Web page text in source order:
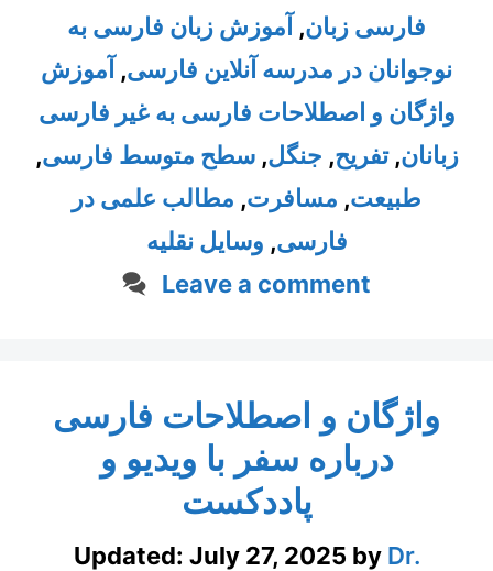
فارسی زبان, آموزش زبان فارسی به
نوجوانان در مدرسه آنلاین فارسی, آموزش
واژگان و اصطلاحات فارسی به غیر فارسی
زبانان,تفریح, جنگل,سطح متوسط فارسی,
طبیعت, مسافرت, مطالب علمی در
فارسی, وسایل نقلیه
Leave a comment
واژگان و اصطلاحات فارسی
درباره سفر با ویدیو و
پاددکست
Updated: July 27, 2025 by Dr.